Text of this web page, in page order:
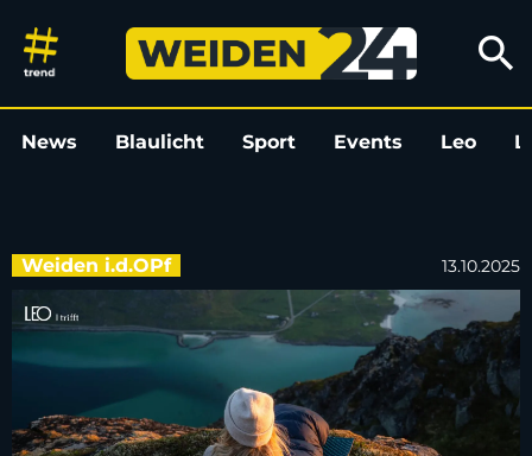
Weltenbummlerin Steffi
search
News Blaulicht Sport Events Leo
Weiden i.d.OPf 13.10.2025